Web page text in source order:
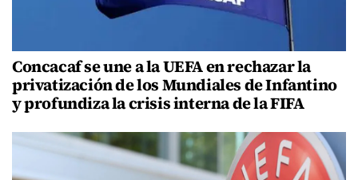
Concacaf se une a la UEFA en rechazar la
privatización de los Mundiales de Infantino
y profundiza la crisis interna de la FIFA